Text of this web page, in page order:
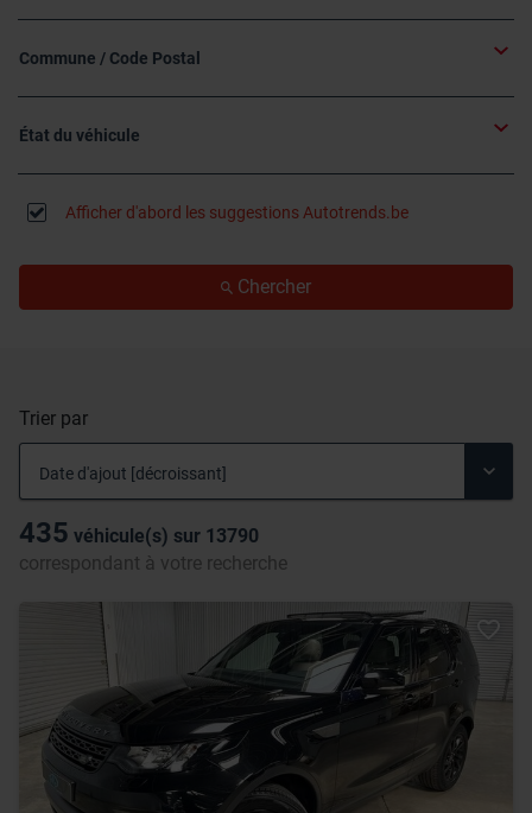
Commune / Code Postal
État du véhicule
Afficher d'abord les suggestions Autotrends.be
Chercher
435 véhicule(s) sur 13790
correspondant à votre recherche
Trier par